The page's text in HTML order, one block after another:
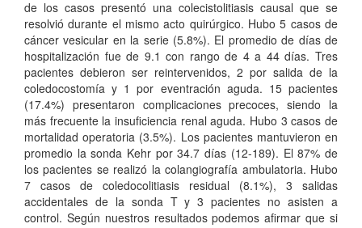
de los casos presentó una colecistolitiasis causal que se
resolvió durante el mismo acto quirúrgico. Hubo 5 casos de
cáncer vesicular en la serie (5.8%). El promedio de días de
hospitalización fue de 9.1 con rango de 4 a 44 días. Tres
pacientes debieron ser reintervenidos, 2 por salida de la
coledocostomía y 1 por eventración aguda. 15 pacientes
(17.4%) presentaron complicaciones precoces, siendo la
más frecuente la insuficiencia renal aguda. Hubo 3 casos de
mortalidad operatoria (3.5%). Los pacientes mantuvieron en
promedio la sonda Kehr por 34.7 días (12-189). El 87% de
los pacientes se realizó la colangiografía ambulatoria. Hubo
7 casos de coledocolitiasis residual (8.1%), 3 salidas
accidentales de la sonda T y 3 pacientes no asisten a
control. Según nuestros resultados podemos afirmar que si